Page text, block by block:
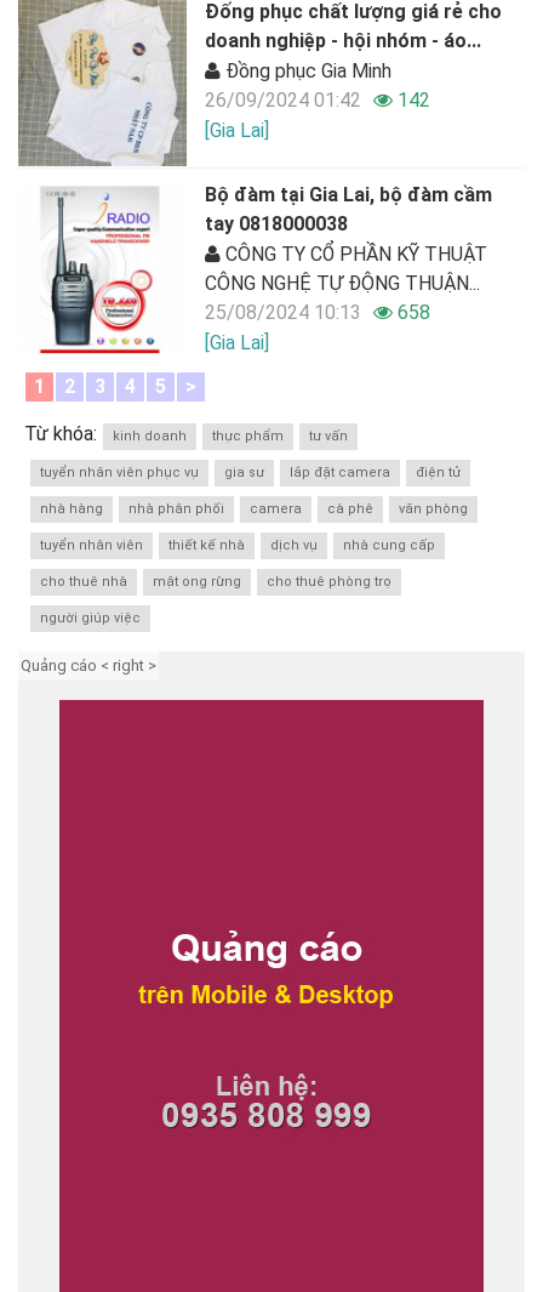
Đống phục chất lượng giá rẻ cho
doanh nghiệp - hội nhóm - áo...
Đồng phục Gia Minh
26/09/2024 01:42
142
[Gia Lai]
Bộ đàm tại Gia Lai, bộ đàm cầm
tay 0818000038
CÔNG TY CỔ PHẦN KỸ THUẬT
CÔNG NGHỆ TỰ ĐỘNG THUẬN...
25/08/2024 10:13
658
[Gia Lai]
1
2 3 4 5 >
Từ khóa: kinh doanh thực phẩm tư vấn
tuyển nhân viên phục vụ gia sư lắp đặt camera điện tử
nhà hàng nhà phân phối camera cà phê văn phòng
tuyển nhân viên thiết kế nhà dịch vụ nhà cung cấp
cho thuê nhà mật ong rừng cho thuê phòng trọ
người giúp việc
Quảng cáo < right >